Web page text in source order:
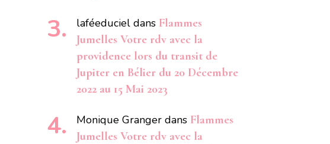
laféeduciel dans Flammes
Jumelles Votre rdv avec la
providence lors du transit de
Jupiter en Bélier du 20 Décembre
2022 au 15 Mai 2023
Monique Granger dans Flammes
Jumelles Votre rdv avec la